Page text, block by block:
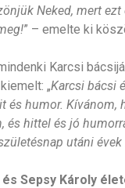
Neked, mert
” – emelte ki
Karcsi
„Karcsi bácsi
és humor. Kívánom,
és hittel és jó
utáni évek
Sepsy Károly